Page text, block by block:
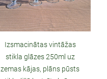
Izsmacinātas vintāžas
stikla glāzes 250ml uz
zemas kājas, plāns pūsts